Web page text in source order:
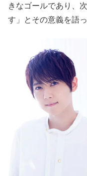
きなゴールであり、
す」とその意義を語っ